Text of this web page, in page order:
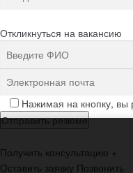
Откликнуться на вакансию
Нажимая на кнопку, вы
Получить консультацию +
Оставить заявку Позвонить